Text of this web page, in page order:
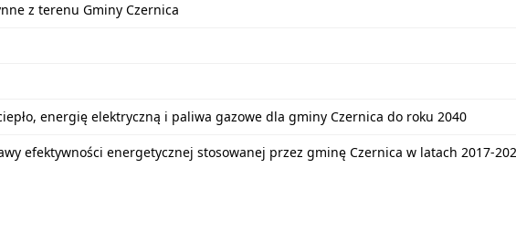
z terenu Gminy Czernica
energię elektryczną i paliwa gazowe dla gminy Czernica do roku 2040
efektywności energetycznej stosowanej przez gminę Czernica w latach 2017-